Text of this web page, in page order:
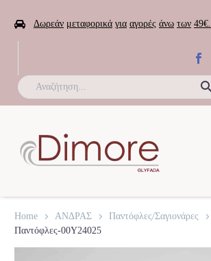
 Δωρεάν μεταφορικά για αγορές άνω των 49€.
Home ΑΝΔΡΑΣ Παντόφλες/Σαγιονάρες
Παντόφλες-00Y24025